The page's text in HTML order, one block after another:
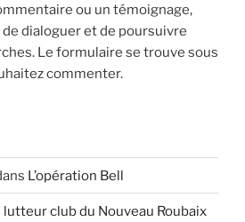
ou un témoignage,
dialoguer et de poursuivre
Le formulaire se trouve sous
commenter.
L’opération Bell
lutteur club du Nouveau Roubaix